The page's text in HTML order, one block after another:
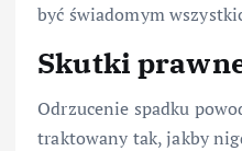
być świadomym
Skutki
Odrzucenie spadku
traktowany tak, jakby